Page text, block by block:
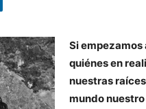
Si empezamos
quiénes en
nuestras
mundo